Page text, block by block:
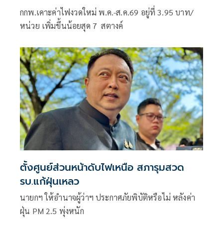
กกพ.เคาะค่าไฟงวดใหม่ พ.ค.-ส.ค.69 อยู่ที่ 3.95 บาท/
หน่วย เพิ่มขึ้นน้อยสุด 7 สตางค์
ตั้งศูนย์ส่วนหน้าดับไฟเหนือ สภารุมสวด
รบ.แก้ฝุ่นเหลว
นายกฯ ให้อำนาจผู้ว่าฯ ประกาศภัยพิบัติหรือไม่ หลังค่า
ฝุ่น PM 2.5 พุ่งหนัก